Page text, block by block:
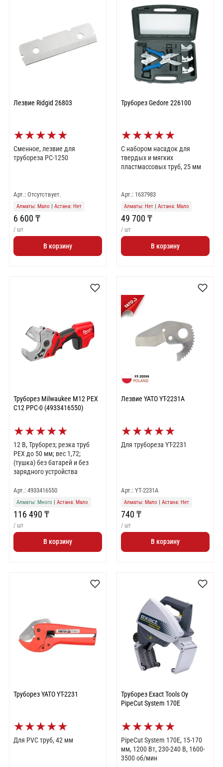
Лезвие Ridgid 26803
★★★★★
Сменное, лезвие для
трубореза PC-1250
Арт.: Отсутствует.
Алматы: Мало Астана: Нет
6 600 ₸
/ шт
В корзину
Труборез Gedore 226100
★★★★★
С набором насадок для
твердых и мягких
пластмассовых труб, 25 мм
Арт.: 1637983
Алматы: Нет| Астана: Мало
49 700 ₸
/ шт
В корзину
Труборез Milwaukee M12 PEX
C12 PPC-0 (4933416550)
★★★★★
12 В, Труборез; резка труб
РЕХ до 50 мм; вес 1,72;
(тушка) без батарей и без
зарядного устройства
Арт.: 4933416550
Алматы: Много | Астана: Мало
116 490 ₸
/ шт
В корзину
Лезвие YATO YT-2231A
★★★★★
Для трубореза YT-2231
Арт.: YT-2231A
Алматы: Мало | Астана: Нет
740 ₸
/ шт
В корзину
Труборез YATO YT-2231
★★★★★
Для PVC труб, 42 мм
Труборез Exact Tools Oy
PipeCut System 170E
★★★★★
PipeCut System 170E, 15-170
мм, 1200 Вт, 230-240 В, 1600-
3500 об/мин